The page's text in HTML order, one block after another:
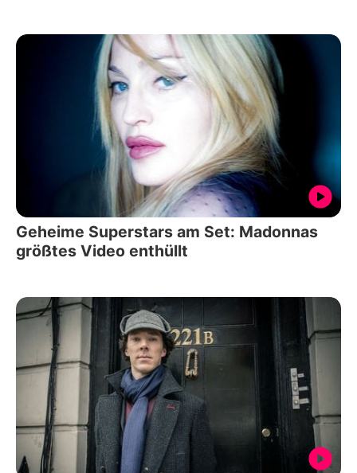
Geheime Superstars am Set: Madonnas
größtes Video enthüllt